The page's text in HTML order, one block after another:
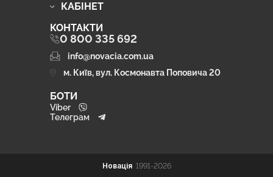
КАБІНЕТ
КОНТАКТИ
0 800 335 692
info@novacia.com.ua
м. Київ, вул. Космонавта Поповича 20
БОТИ
Viber
Телеграм
Новація 1991-2026